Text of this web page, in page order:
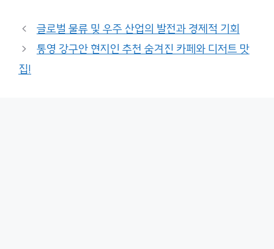
글로벌 물류 및 우주 산업의 발전과 경제적 기회
통영 강구안 현지인 추천 숨겨진 카페와 디저트 맛
집!